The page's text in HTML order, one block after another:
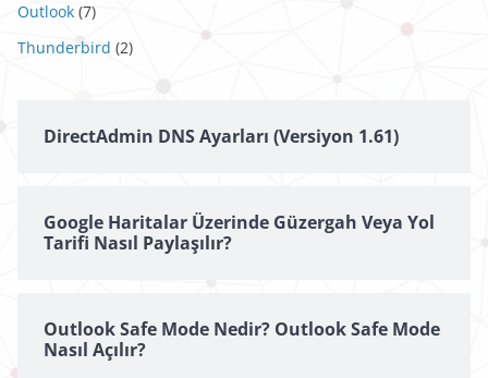
Outlook (7)
Thunderbird (2)
DirectAdmin DNS Ayarları (Versiyon 1.61)
Google Haritalar Üzerinde Güzergah Veya Yol
Tarifi Nasıl Paylaşılır?
Outlook Safe Mode Nedir? Outlook Safe Mode
Nasıl Açılır?